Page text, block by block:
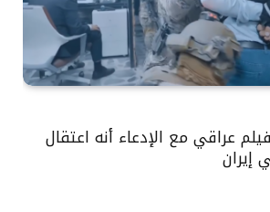
عراقي مع الإدعاء أنه اعتقال
إيران